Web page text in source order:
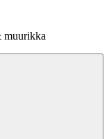
muurikka